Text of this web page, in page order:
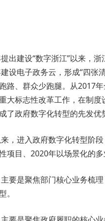
出建设“数字浙江”以来，
设电子政务云，形成“四张
路、群众少跑腿。从2017
大标志性改革工作，在制
了政府数字化转型的先发
，进入政府数字化转型阶
项目、2020年以场景化的
要是聚焦部门核心业务梳
。